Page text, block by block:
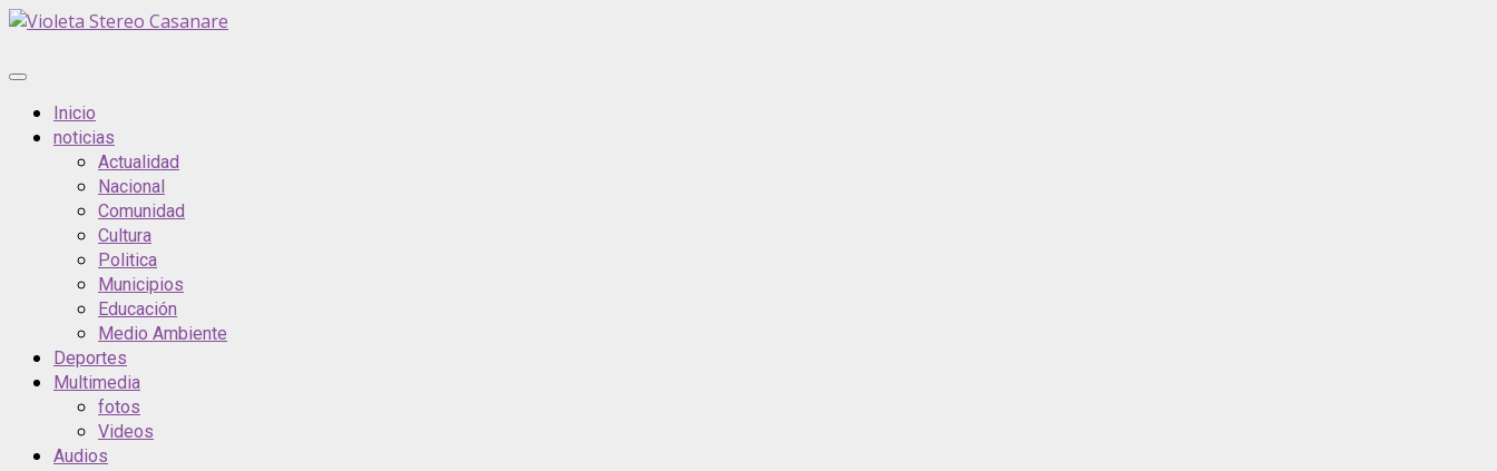
Saltar
contenido
Menú
principalInicio
noticias
Actualidad
Nacional
Comunidad
Cultura
Politica
Municipios
Educación
Medio Ambiente
Deportes
Multimedia
fotos
Videos
Audios